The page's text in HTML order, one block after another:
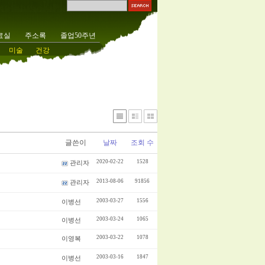
실 주소록
졸업50주년
미술
건강
글쓴이 날짜 조회 수
관리자 2020-02-22 1528
관리자 2013-08-06 91856
이병선 2003-03-27 1556
이병선 2003-03-24 1065
이영복 2003-03-22 1078
이병선 2003-03-16 1847